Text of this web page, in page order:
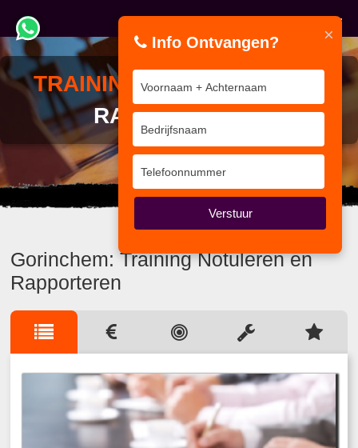
TRAININGNOTULEREN EN
RAPPORTEREN
Uit het verleden kun je leren.
Gorinchem: Training Notuleren en
Rapporteren
×
Info Ontvangen?
Verstuur